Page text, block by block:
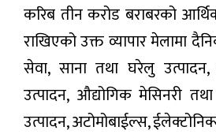
करिब तीन करोड बराबरको
राखिएको उक्त व्यापार मेलामा
सेवा, साना तथा घरेलु
उत्पादन, औद्योगिक मेसिनरी
उत्पादन, अटोमोबाईल्स,